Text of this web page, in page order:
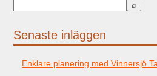
Senaste inläggen
Enklare planering med Vinnersjö